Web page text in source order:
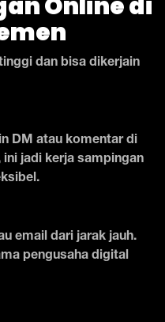
dan bisa dikerjain
DM atau komentar di
jadi kerja sampingan
email dari jarak jauh.
pengusaha digital